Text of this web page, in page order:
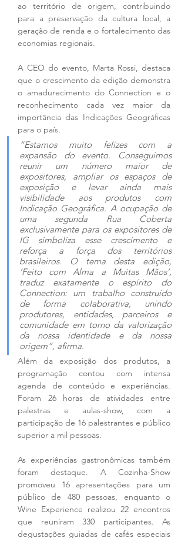
ao território de origem, contribuindo
para a preservação da cultura local, a
geração de renda e o fortalecimento das
economias regionais.
A CEO do evento, Marta Rossi, destaca
que o crescimento da edição demonstra
o amadurecimento do Connection e o
reconhecimento cada vez maior da
importância das Indicações Geográficas
para o país.
“Estamos muito felizes com a
expansão do evento. Conseguimos
reunir um número maior de
expositores, ampliar os espaços de
exposição e levar ainda mais
visibilidade aos produtos com
Indicação Geográfica. A ocupação de
uma segunda Rua Coberta
exclusivamente para os expositores de
IG simboliza esse crescimento e
reforça a força dos territórios
brasileiros. O tema desta edição,
‘Feito com Alma a Muitas Mãos’,
traduz exatamente o espírito do
Connection: um trabalho construído
de forma colaborativa, unindo
produtores, entidades, parceiros e
comunidade em torno da valorização
da nossa identidade e da nossa
origem”, afirma.
Além da exposição dos produtos, a
programação contou com intensa
agenda de conteúdo e experiências.
Foram 26 horas de atividades entre
palestras e aulas-show, com a
participação de 16 palestrantes e público
superior a mil pessoas.
As experiências gastronômicas também
foram destaque. A Cozinha-Show
promoveu 16 apresentações para um
público de 480 pessoas, enquanto o
Wine Experience realizou 22 encontros
que reuniram 330 participantes. As
degustações guiadas de cafés especiais